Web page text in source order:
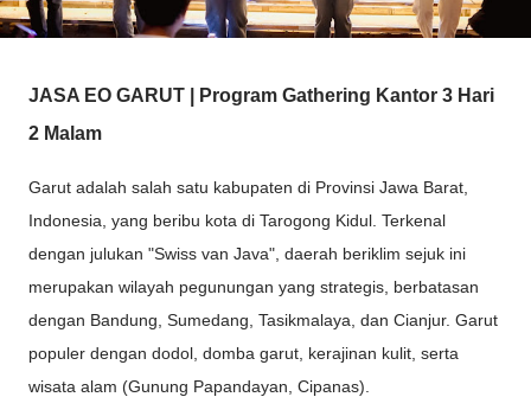
JASA EO GARUT | Program Gathering Kantor 3 Hari
2 Malam
Garut adalah salah satu kabupaten di Provinsi Jawa Barat,
Indonesia, yang beribu kota di Tarogong Kidul. Terkenal
dengan julukan "Swiss van Java", daerah beriklim sejuk ini
merupakan wilayah pegunungan yang strategis, berbatasan
dengan Bandung, Sumedang, Tasikmalaya, dan Cianjur. Garut
populer dengan dodol, domba garut, kerajinan kulit, serta
wisata alam (Gunung Papandayan, Cipanas).